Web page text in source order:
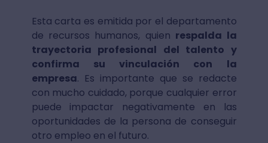
Esta carta es emitida por el departamento
de recursos humanos, quien respalda la
trayectoria profesional del talento y
confirma su vinculación con la
empresa. Es importante que se redacte
con mucho cuidado, porque cualquier error
puede impactar negativamente en las
oportunidades de la persona de conseguir
otro empleo en el futuro.